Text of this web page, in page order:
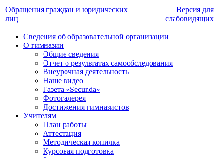
Обращения граждан и юридических
лиц
Версия для
слабовидящих
Сведения об образовательной организации
О гимназии
Общие сведения
Отчет о результатах самообследования
Внеурочная деятельность
Наше видео
Газета «Secunda»
Фотогалерея
Достижения гимназистов
Учителям
План работы
Аттестация
Методическая копилка
Курсовая подготовка